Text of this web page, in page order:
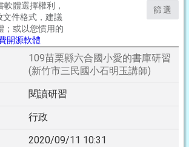
體選擇權利，
文件格式，建議
；或以您慣用的
開源軟體
篩選
109苗栗縣六合國小愛的書庫研習
(新竹市三民國小石明玉講師)
閱讀研習
行政
2020/09/11 10:31